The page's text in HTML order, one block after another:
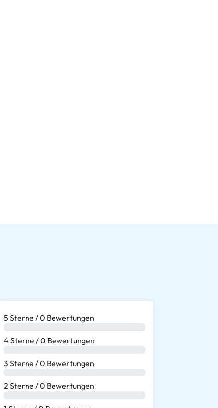
5 Sterne / 0 Bewertungen
4 Sterne / 0 Bewertungen
3 Sterne / 0 Bewertungen
2 Sterne / 0 Bewertungen